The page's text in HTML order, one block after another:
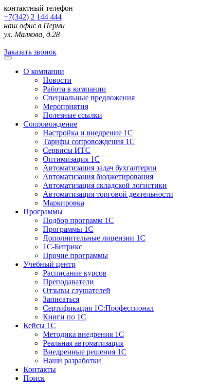
контактный телефон
+7(342) 2 144 444
наш офис в Перми
ул. Малкова, д.28
Заказать звонок
О компании
Новости
Работа в компании
Специальные предложения
Мероприятия
Полезные ссылки
Сопровождение
Настройка и внедрение 1С
Тарифы сопровождения 1С
Сервисы ИТС
Оптимизация 1С
Автоматизация задач бухгалтерии
Автоматизация бюджетирования
Автоматизация складской логистики
Автоматизация торговой деятельности
Маркировка
Программы
Подбор программ 1С
Программы 1С
Дополнительные лицензии 1С
1С-Битрикс
Прочие программы
Учебный центр
Расписание курсов
Преподаватели
Отзывы слушателей
Записаться
Сертификация 1С:Профессионал
Книги по 1С
Кейсы 1С
Методика внедрения 1С
Реальная автоматизация
Внедренные решения 1С
Наши разработки
Контакты
Поиск